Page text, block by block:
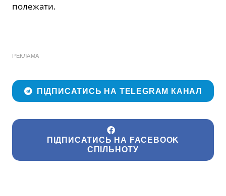
полежати.
РЕКЛАМА
ПІДПИСАТИСЬ НА TELEGRAM КАНАЛ
ПІДПИСАТИСЬ НА FACEBOOK
СПІЛЬНОТУ